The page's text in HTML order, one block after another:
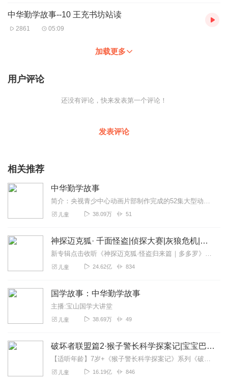
中华勤学故事--10 王充书坊站读
2861 05:09
加载更多
用户评论
还没有评论，快来发表第一个评论！
发表评论
相关推荐
中华勤学故事
简介：央视青少中心动画片部制作完成的52集大型动画系列片《中华勤学故事》，于2004年5月10日在央视一套《动画城》栏目中推出。这是央视为弘扬中华民族传统美德，...
儿童 38.09万 51
神探迈克狐· 千面怪盗|侦探大赛|灰狼危机|多多罗
新专辑点击收听《神探迈克狐·怪盗归来篇｜多多罗》！！！>>>点击进入主播橱窗购买《神探迈克狐》系列图书吧!<<<多多罗故事【点击前往】收听多多罗其他好玩有趣的故...
儿童 24.62亿 834
国学故事：中华勤学故事
主播:宝山国学大讲堂
儿童 38.69万 49
破坏者联盟篇2·猴子警长科学探案记|宝宝巴士故事
【适听年龄】7岁+《猴子警长科学探案记》系列《破坏者联盟篇1·猴子警长科学探案记》>>>《破坏者联盟篇2·猴子警长科学探案记》>>>《破坏者联盟篇3·猴子警长科...
儿童 16.19亿 846